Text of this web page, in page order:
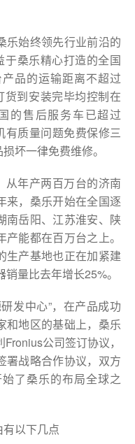
乐始终领先行业前沿的
于桑乐精心打造的全国
品的运输距离不超过
到安装完毕均控制在
的售后服务车已超过
有质量问题免费保修三
坏一律免费维修。
从年产两百万台的济南
来，桑乐开始在全国逐
南岳阳、江苏淮安、陕
能都在百万台之上。
生产基地也正在加紧建
量比去年增长25%。
发中心”，在产品成功
和地区的基础上，桑乐
公司签订协议，
署战略合作协议，双方
了桑乐的布局全球之
以下几点